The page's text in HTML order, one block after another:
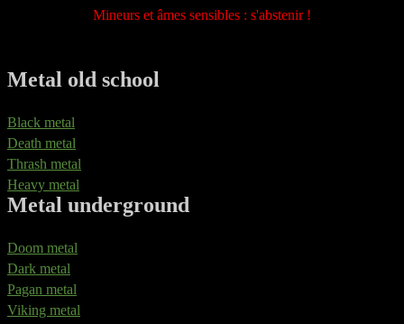
Mineurs et âmes sensibles : s'abstenir !
Metal old school
Black metal
Death metal
Thrash metal
Heavy metal
Metal underground
Doom metal
Dark metal
Pagan metal
Viking metal